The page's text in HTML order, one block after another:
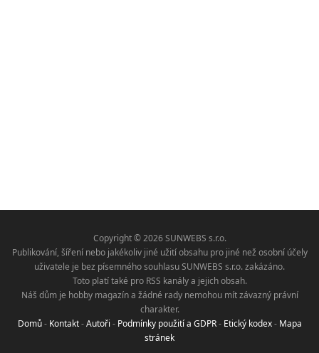
Copyright © 2026 SUNWEBS s.r.o.
Publikování, šíření nebo jakékoliv jiné užití obsahu pro jiné než osobní účely
uživatele je bez písemného souhlasu SUNWEBS s.r.o. zakázáno.
Toto platí také pro RSS kanály a jejich obsah.
Náš dům je hobby magazín a žádné rady nemohou mít závazný právní
charakter.
Domů- Kontakt-Autoři - Podmínky použití a GDPR- Etický kodex- Mapa
stránek